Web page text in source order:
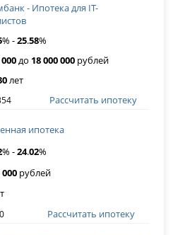
- Ипотека для IT-
% -25.58%
до 18 000 000 рублей
лет
Рассчитать ипотеку
ипотека
% -24.02%
000 рублей
Рассчитать ипотеку